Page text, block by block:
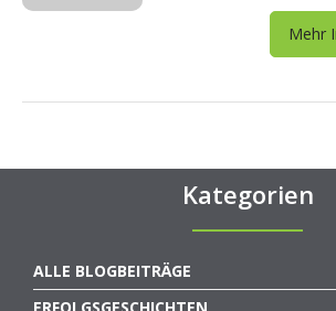
Mehr
Kategorien
ALLE BLOGBEITRÄGE